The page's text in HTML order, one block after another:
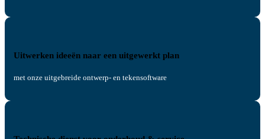
Uitwerken ideeën naar een uitgewerkt plan
met onze uitgebreide ontwerp- en tekensoftware